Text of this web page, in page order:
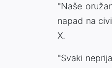
"Naše
napad na
X.
"Svaki